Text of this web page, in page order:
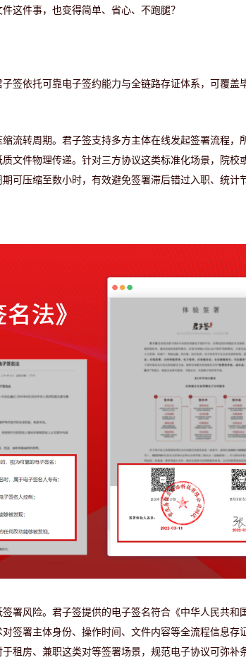
这件事，也变得简单、省心、不跑腿？
签依托可靠电子签约能力与全链路存证体系，可覆
流转周期。 君子签支持多方主体在线发起签署流程，
文件物理传递。针对三方协议这类标准化场景，院
可压缩至数小时，有效避免签署滞后错过入职、统
署风险。 君子签提供的电子签名符合《中华人民共和
签署主体身份、操作时间、文件内容等全流程信息存
租房、兼职这类对等签署场景，规范电子协议可弥补